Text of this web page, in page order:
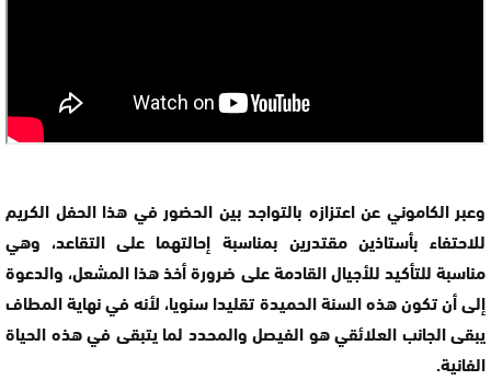
وعبر الكاموني عن اعتزازه بالتواجد بين الحضور في هذا الحفل الكريم
للاحتفاء بأستاذين مقتدرين بمناسبة إحالتهما على التقاعد، وهي
مناسبة للتأكيد للأجيال القادمة على ضرورة أخذ هذا المشعل، والدعوة
إلى أن تكون هذه السنة الحميدة تقليدا سنويا، لأنه في نهاية المطاف
يبقى الجانب العلائقي هو الفيصل والمحدد لما يتبقى في هذه الحياة
الفانية.